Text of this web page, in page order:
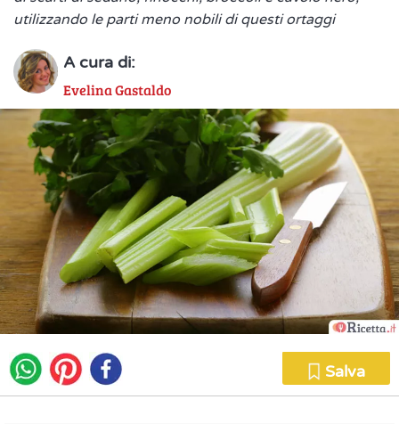
utilizzando le parti meno nobili di questi ortaggi
A cura di:
Evelina Gastaldo
Salva